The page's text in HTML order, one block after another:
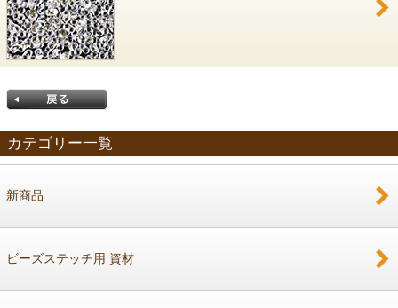
カテゴリー一覧
新商品
ビーズステッチ用 資材